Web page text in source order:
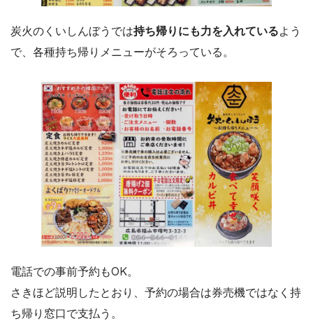
炭火のくいしんぼうでは持ち帰りにも力を入れているよう
で、各種持ち帰りメニューがそろっている。
電話での事前予約もOK。
さきほど説明したとおり、予約の場合は券売機ではなく持
ち帰り窓口で支払う。